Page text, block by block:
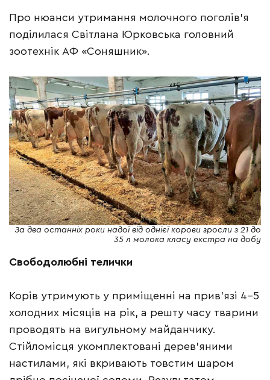
Про нюанси утримання молочного поголів’я
поділилася Світлана Юрковська головний
зоотехнік АФ «Соняшник».
За два останніх роки надої від однієї корови зросли з 21 до
35 л молока класу екстра на добу
Свободолюбні телички
Корів утримують у приміщенні на прив’язі 4–5
холодних місяців на рік, а решту часу тварини
проводять на вигульному майданчику.
Стійломісця укомплектовані дерев’яними
настилами, які вкривають товстим шаром